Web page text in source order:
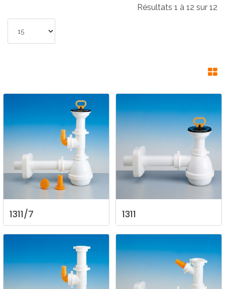
Résultats 1 à 12 sur 12
1311/7 1311